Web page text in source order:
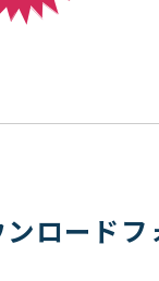
ロードフ